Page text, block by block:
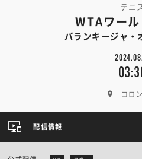
テニ
WTAワー
バランキージャ・
コロ
配信情報